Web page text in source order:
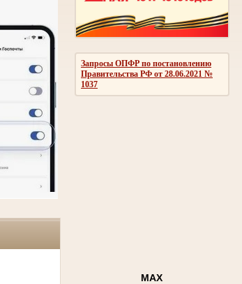
Запросы ОПФР по постановлению
Правительства РФ от 28.06.2021 №
1037
MAX